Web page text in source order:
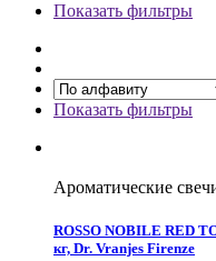
Показать фильтры
Показать фильтры
Ароматические
ROSSO NOBILE RED
кг, Dr. Vranjes Firenze